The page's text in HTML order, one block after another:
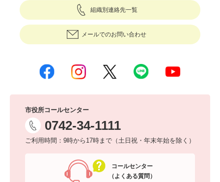
組織別連絡先一覧
メールでのお問い合わせ
市役所コールセンター
0742-34-1111
ご利用時間：9時から17時まで（土日祝・年末年始を除く）
コールセンター
（よくある質問）